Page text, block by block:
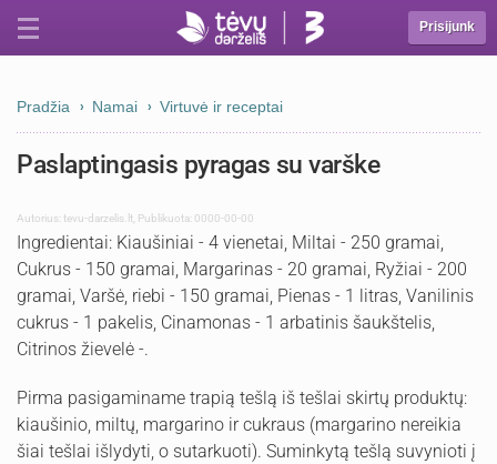
Prisijunk
Pradžia Namai Virtuvė ir receptai
Paslaptingasis pyragas su varške
Autorius:tevu-darzelis.lt Publikuota: 0000-00-00
Ingredientai: Kiaušiniai - 4 vienetai, Miltai - 250 gramai,
Cukrus - 150 gramai, Margarinas - 20 gramai, Ryžiai - 200
gramai, Varšė, riebi - 150 gramai, Pienas - 1 litras, Vanilinis
cukrus - 1 pakelis, Cinamonas - 1 arbatinis šaukštelis,
Citrinos žievelė -.
Pirma pasigaminame trapią tešlą iš tešlai skirtų produktų:
kiaušinio, miltų, margarino ir cukraus (margarino nereikia
šiai tešlai išlydyti, o sutarkuoti). Suminkytą tešlą suvynioti į